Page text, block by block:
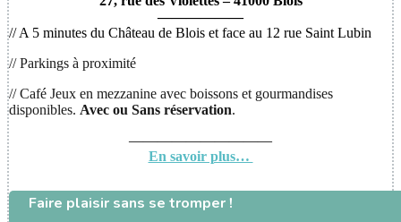
——————
// A 5 minutes du Château de Blois et face au 12 rue Saint Lubin
// Parkings à proximité
// Café Jeux en mezzanine avec boissons et gourmandises
disponibles. Avec ou Sans réservation.
——————————
En savoir plus…
Faire plaisir sans se tromper !